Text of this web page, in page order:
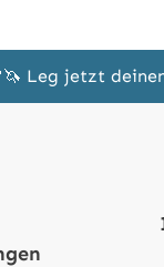
Leg jetzt